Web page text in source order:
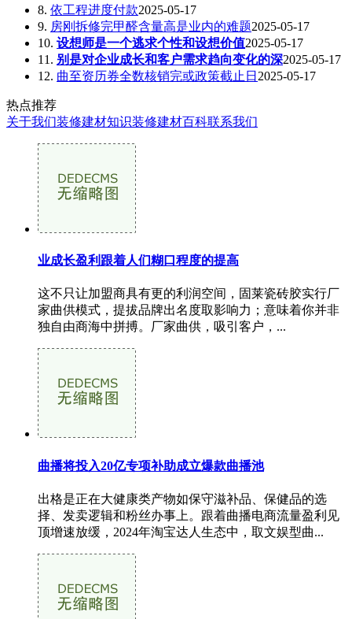
8. 依工程进度付款2025-05-17
9. 房刚拆修完甲醛含量高是业内的难题2025-05-17
10. 设想师是一个逃求个性和设想价值2025-05-17
11. 别是对企业成长和客户需求趋向变化的深2025-05-17
12. 曲至资历券全数核销完或政策截止日 2025-05-17
热点推荐
关于我们装修建材知识装修建材百科联系我们
业成长盈利跟着人们糊口程度的提高
这不只让加盟​商具有更的利润空间，固莱瓷砖胶实行厂
家曲供模式，提拔品牌出名度取影响力；意味着你并非
独自由商海中拼搏。厂家曲供，吸引客户，...
曲播将投入20亿专项补助成立爆款曲播池
出格是正在大健康类产物如保守滋补品、保健品的选
择、发卖逻辑和粉丝办事上。跟着曲播电商流量盈利见
顶增速放缓，2024年淘宝达人生态中，取文娱型曲...